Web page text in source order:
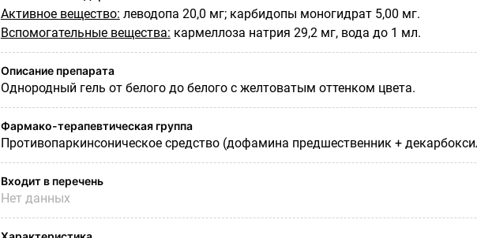
Активное вещество: леводопа 20,0 мг; карбидопы моногидрат 5,00 мг.
Вспомогательные вещества: кармеллоза натрия 29,2 мг, вода до 1 мл.
Описание препарата
Однородный гель от белого до белого с желтоватым оттенком цвета.
Фармако-терапевтическая группа
Противопаркинсоническое средство (дофамина предшественник +
Входит в перечень
Нет данных